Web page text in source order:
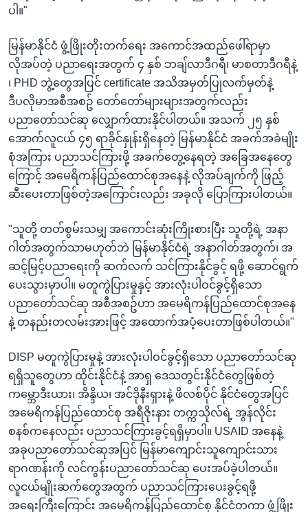
ပါ။"
မြန်မာနိုင်ငံ ဖွံ့ဖြိုးတိုးတက်ရေး အကောင်အထည်ဖေါ်ရာမှာ
လိုအပ်တဲ့ ပညာရေးအတွက် ၄ နှစ် ဘချ်လာဒီဂရီ၊ မာစတာဒီဂရီနဲ့
၊ PHD ဘွဲ့တွေအပြင် certificate အသိအမှတ်ပြုလက်မှတ်နဲ့
ဒီပလိုမာအစီအစဥ် တော်တော်များများအတွက်လည်း
ပညာတော်သင်ဆု လျှောက်ထားနိုင်ပါတယ်။ အသက် ၂၅ နှစ်
အောက်လူငယ် ၄၅ ရာခိုင်နှုန်းရှိနေတဲ့ မြန်မာနိုင်ငံ အခက်အခဲမျိုး
စုံအကြား ပညာသင်ကြားဖို့ အခက်တွေ့နေရတဲ့ အခြေအနေတွေ
ကြောင့် အမေရိကန်ပြည်ထောင်စုအနေနဲ့ လိုအပ်ချက်ကို ဖြည့်
ဆီးပေးတာဖြစ်တဲ့အကြောင်းလည်း အခုလို ပြောကြားပါတယ်။
"သူတို့ တတ်စွမ်းသမျှ အကောင်းဆုံးကြိုးစားပြီး သူတို့ရဲ့ အနာ
ဂါတ်အတွက်သာမဟုတ်ဘဲ မြန်မာနိုင်ငံရဲ့ အနာဂါတ်အတွက်၊ အ
ဆင့်မြင့်ပညာရေးကို ဆက်လက် သင်ကြားနိုင်ခွင့် ရဖို့ ဆောင်ရွက်
ပေးသွားမှာပါ။ မတူကွဲပြားမှုနှင့် အားလုံးပါဝင်ခွင့်ရှိသော
ပညာတော်သင်ဆု အစီအစဥ်ဟာ အမေရိကန်ပြည်ထောင်စုအနေ
နဲ့ တနည်းတလမ်းအားဖြင့် အထောက်အပံ့ပေးတာဖြစ်ပါတယ်။"
DISP မတူကွဲပြားမှုနဲ့ အားလုံးပါဝင်ခွင့်ရှိသော ပညာတော်သင်ဆု
ရရှိသူတွေဟာ ထိုင်းနိုင်ငံနဲ့ အာရှ ဒေသတွင်းနိုင်ငံတွေဖြစ်တဲ့
ကမ္ဘောဒီးယား၊ အိန္ဒိယ၊ အင်ဒိုနီးရှားနဲ့ ဖိလစ်ပိုင် နိုင်ငံတွေအပြင်
အမေရိကန်ပြည်ထောင်စု အရီဇိုးနား တက္ကသိုလ်ရဲ့ အွန်လိုင်း
စနစ်ကနေလည်း ပညာသင်ကြားခွင့်ရရှိမှာပါ။ USAID အနေနဲ့
အခုပညာတော်သင်ဆုအပြင် မြန်မာကျောင်းသူကျောင်းသား
ရာဂဏန်းကို လင်ကွန်းပညာတော်သင်ဆု ပေးအပ်ခဲ့ပါတယ်။
လူငယ်မျိုးဆက်တွေအတွက် ပညာသင်ကြားပေးခွင့်ရဖို့
အရေးကြီးကြောင်း အမေရိကန်ပြည်ထောင်စု နိုင်ငံတကာ ဖွံ့ဖြိုး